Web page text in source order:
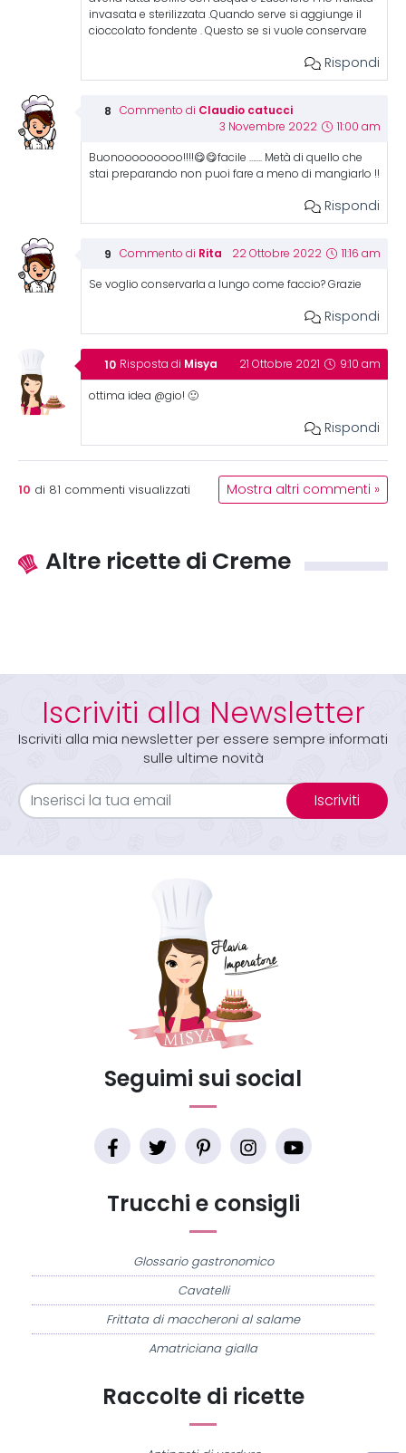
invasata e sterilizzata .Quando serve si aggiunge il
cioccolato fondente . Questo se si vuole conservare
Rispondi
Commento di Claudio catucci
3 Novembre 2022 11:00 am
Buonooooooooo!!!!😋😋facile ……. Metà di quello che
stai preparando non puoi fare a meno di mangiarlo !!
Rispondi
Commento di Rita 22 Ottobre 2022 11:16 am
Se voglio conservarla a lungo come faccio? Grazie
Rispondi
Risposta di Misya 21 Ottobre 2021 9:10 am
ottima idea @gio! 🙂
Rispondi
10 di 81 commenti visualizzati Mostra altri commenti »
Altre ricette di Creme
Iscriviti alla Newsletter
Iscriviti alla mia newsletter per essere sempre informati
sulle ultime novità
Iscriviti
Raccolte di ricette
Trucchi e consigli
Glossario gastronomico
Cavatelli
Frittata di maccheroni al salame
Amatriciana gialla
Seguimi sui social